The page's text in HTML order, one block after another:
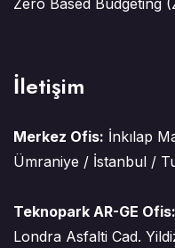
Zero Based Budgeting
İletişim
Merkez Ofis: İnkılap
Ümraniye / İstanbul /
Teknopark AR-GE Ofis:
Londra Asfalti Cad.